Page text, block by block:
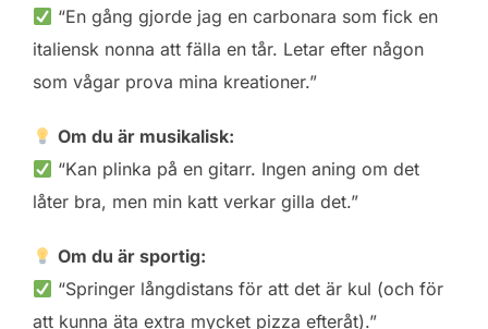
“En gång gjorde jag en carbonara som fick en
italiensk nonna att fälla en tår. Letar efter någon
som vågar prova mina kreationer.”
Om du är musikalisk:
“Kan plinka på en gitarr. Ingen aning om det
låter bra, men min katt verkar gilla det.”
Om du är sportig:
“Springer långdistans för att det är kul (och för
att kunna äta extra mycket pizza efteråt).”